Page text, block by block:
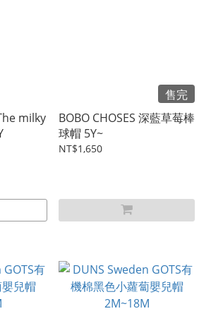
milky
售完
BOBO CHOSES 深藍草莓棒
球帽 5Y~
NT$1,650